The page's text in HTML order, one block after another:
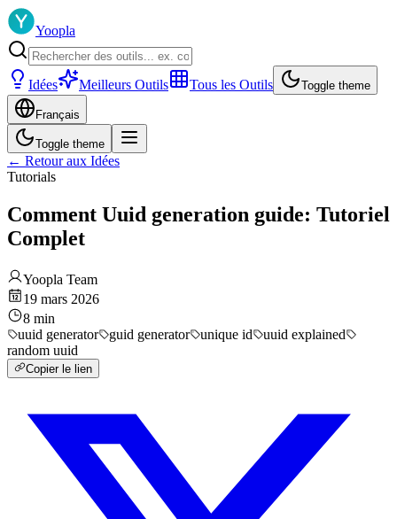
Yoopla
Idées Meilleurs Outils Tous les Outils Toggle theme
Français
Toggle theme
← Retour aux Idées
Tutorials
Comment Uuid generation guide: Tutoriel
Complet
Yoopla Team
19 mars 2026
8 min
uuid generator
guid generator unique id
uuid explained
random uuid
Copier le lien